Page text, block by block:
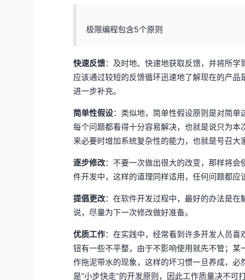
极限编程包含5个原则
快速反馈：及时地、快速地获取反馈，并将所
应该通过较短的反馈循环迅速地了解现在的产
进一步补充。
简单性假设：类似地，简单性假设原则是对简
每个问题都看得十分容易解决，也就是说只为
来必要时增加系统复杂性的能力，也就是号召大
逐步修改：不要一次做出很大的改变，那样将
件开发中，这样的道理同样适用，任何问题都应
提倡更改：在软件开发过程中，最好的办法是
说，尽量为下一次修改做好准备。
优质工作：在实践中，经常看到许多开发人员
钮有一些不平整，由于不影响使用就先不管；
作拖泥带水的现象，这样的坏习惯一旦养成，
是“小步快走”的开发原则，因此工作质量决不可